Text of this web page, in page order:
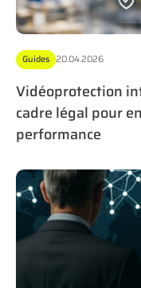
Guides 20.04.2026
Vidéoprotection
cadre légal pour
performance